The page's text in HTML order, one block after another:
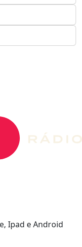
Ipad e Android